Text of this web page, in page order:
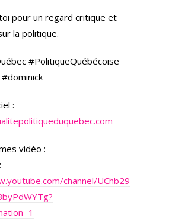
pour un regard critique et
la politique.
#PolitiqueQuébécoise
:
vidéo :
channel/UChb29